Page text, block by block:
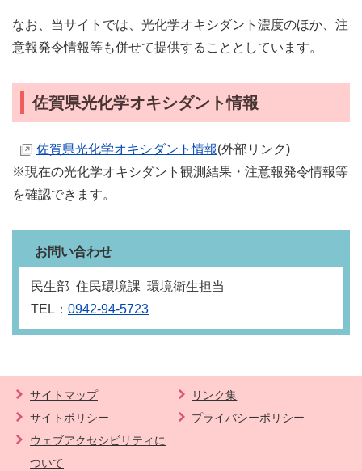
なお、当サイトでは、光化学オキシダント濃度のほか、注
意報発令情報等も併せて提供することとしています。
佐賀県光化学オキシダント情報
佐賀県光化学オキシダント情報(外部リンク)
※現在の光化学オキシダント観測結果・注意報発令情報等
を確認できます。
お問い合わせ
民生部 住民環境課 環境衛生担当
TEL： 0942-94-5723
サイトマップ
リンク集
サイトポリシー
プライバシーポリシー
ウェブアクセシビリティに
ついて